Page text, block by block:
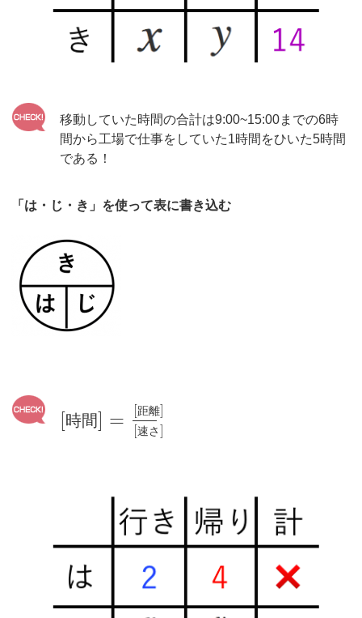
移動していた時間の合計は9:00~15:00までの6時
間から工場で仕事をしていた1時間をひいた5時間
である！
「は・じ・き」を使って表に書き込む
[時間] = [距離]
[速さ ]